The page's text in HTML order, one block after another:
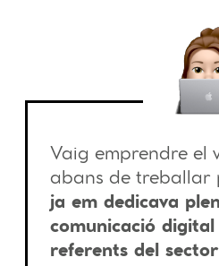
Vaig emprendre el
abans de treballar
ja em dedicava
comunicació
referents del